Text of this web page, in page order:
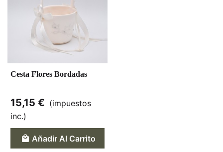
Cesta Flores Bordadas
15,15 € (impuestos
inc.)
Añadir Al Carrito